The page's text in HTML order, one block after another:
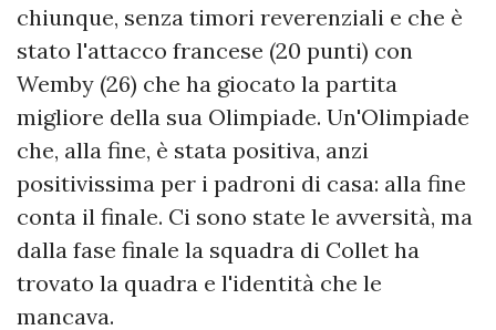
chiunque, senza timori reverenziali e che è
stato l'attacco francese (20 punti) con
Wemby (26) che ha giocato la partita
migliore della sua Olimpiade. Un'Olimpiade
che, alla fine, è stata positiva, anzi
positivissima per i padroni di casa: alla fine
conta il finale. Ci sono state le avversità, ma
dalla fase finale la squadra di Collet ha
trovato la quadra e l'identità che le
mancava.